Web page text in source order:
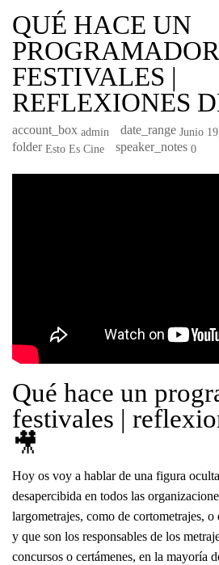
QUÉ HACE UN
FESTIVALES |
REFLEXIONES
account_box Admin date_range Junio
folder Esto Es Cine speaker_notes 0
Qué hace un
festivales |
🎥
Hoy os voy a hablar de una figura
desapercibida en todos las
largometrajes, como de cortometrajes,
y que son los responsables de los
concursos o certámenes, en la mayoría